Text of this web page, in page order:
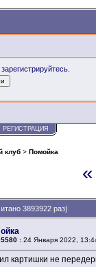
зарегистрируйтесь
РЕГИСТРАЦИЯ
клуб > Помойка
3893922 раз)
: 24 Января 2022,
картишки не